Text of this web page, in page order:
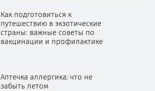
Как подготовиться к
путешествию в экзотические
страны: важные советы по
вакцинации и профилактике
Аптечка аллергика: что не
забыть летом